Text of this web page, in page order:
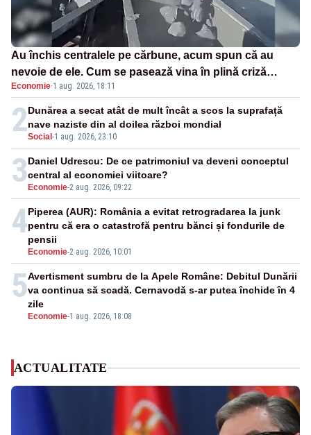
Au închis centralele pe cărbune, acum spun că au
nevoie de ele. Cum se pasează vina în plină criză
energetică
Economie·1 aug. 2026, 18:11
2Social -1 aug. 2026, 23:10
Dunărea a secat atât de mult încât a scos la suprafață
nave naziste din al doilea război mondial
3 Economie-2 aug. 2026, 09:22
Daniel Udrescu: De ce patrimoniul va deveni conceptul
central al economiei viitoare?
4
Economie-2 aug. 2026, 10:01
Piperea (AUR): România a evitat retrogradarea la junk
pentru că era o catastrofă pentru bănci și fondurile de
pensii
5
Economie-1 aug. 2026, 18:08
Avertisment sumbru de la Apele Române: Debitul Dunării
va continua să scadă. Cernavodă s-ar putea închide în 4
zile
ACTUALITATE